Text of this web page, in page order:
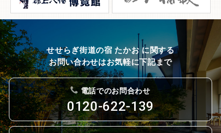
せせらぎ街道の宿 たかお に関する
お問い合わせはお気軽に下記まで
電話でのお問合わせ
0120-622-139